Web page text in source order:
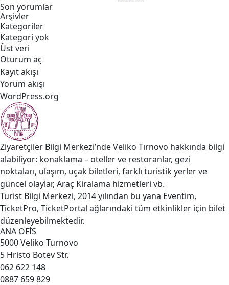
Son yorumlar
Arşivler
Kategoriler
Kategori yok
Üst veri
Oturum aç
Kayıt akışı
Yorum akışı
WordPress.org
Ziyaretçiler Bilgi Merkezi’nde Veliko Tırnovo hakkında bilgi
alabiliyor: konaklama – oteller ve restoranlar, gezi
noktaları, ulaşım, uçak biletleri, farklı turistik yerler ve
güncel olaylar, Araç Kiralama hizmetleri vb.
Turist Bilgi Merkezi, 2014 yılından bu yana Eventim,
TicketPro, TicketPortal ağlarındaki tüm etkinlikler için bilet
düzenleyebilmektedir.
ANA OFİS
5000 Veliko Turnovo
5 Hristo Botev Str.
062 622 148
0887 659 829